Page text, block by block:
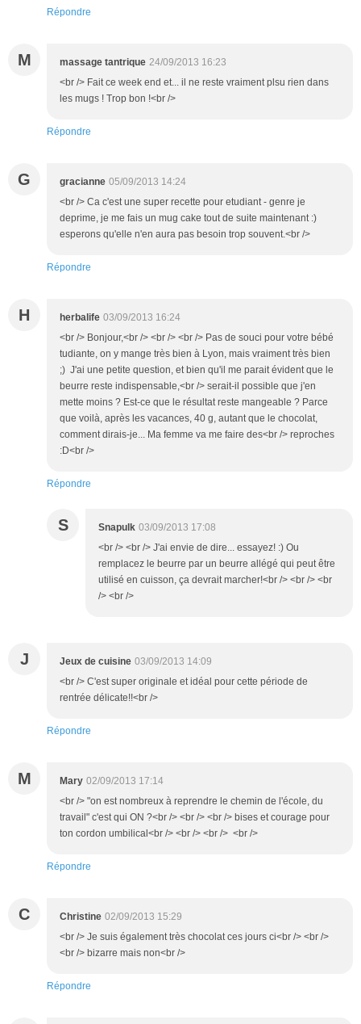
Répondre
M massage tantrique 24/09/2013 16:23
<br /> Fait ce week end et... il ne reste vraiment plsu rien dans
les mugs ! Trop bon !<br />
Répondre
G gracianne 05/09/2013 14:24
<br /> Ca c'est une super recette pour etudiant - genre je
deprime, je me fais un mug cake tout de suite maintenant :)
esperons qu'elle n'en aura pas besoin trop souvent.<br />
Répondre
H herbalife 03/09/2013 16:24
<br /> Bonjour,<br /> <br /> <br /> Pas de souci pour votre bébé
tudiante, on y mange très bien à Lyon, mais vraiment très bien
;) J'ai une petite question, et bien qu'il me parait évident que le
beurre reste indispensable,<br /> serait-il possible que j'en
mette moins ? Est-ce que le résultat reste mangeable ? Parce
que voilà, après les vacances, 40 g, autant que le chocolat,
comment dirais-je... Ma femme va me faire des<br /> reproches
:D<br />
Répondre
S Snapulk 03/09/2013 17:08
<br /> <br /> J'ai envie de dire... essayez! :) Ou
remplacez le beurre par un beurre allégé qui peut être
utilisé en cuisson, ça devrait marcher!<br /> <br /> <br
/> <br />
J Jeux de cuisine 03/09/2013 14:09
<br /> C'est super originale et idéal pour cette période de
rentrée délicate!!<br />
Répondre
M Mary 02/09/2013 17:14
<br /> "on est nombreux à reprendre le chemin de l'école, du
travail" c'est qui ON ?<br /> <br /> <br /> bises et courage pour
ton cordon umbilical<br /> <br /> <br /> <br />
Répondre
C Christine 02/09/2013 15:29
<br /> Je suis également très chocolat ces jours ci<br /> <br />
<br /> bizarre mais non<br />
Répondre